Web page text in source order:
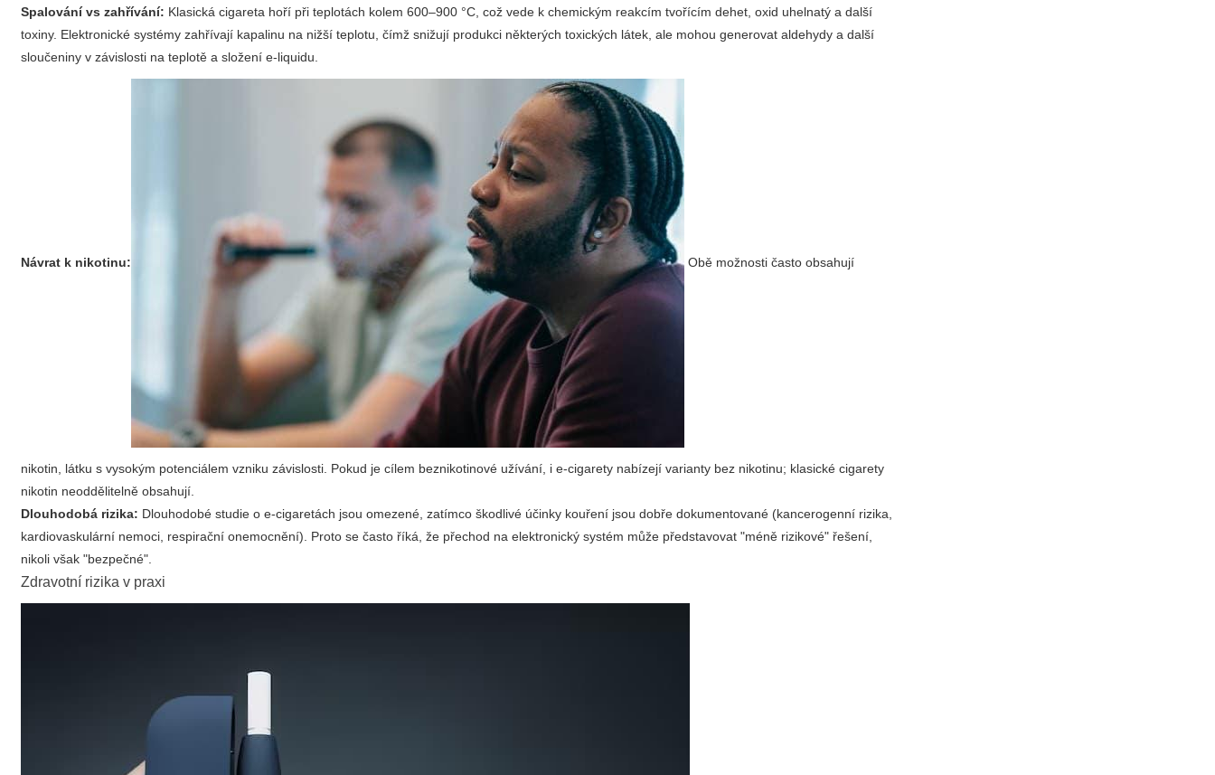
Spalování vs zahřívání: Klasická cigareta hoří při teplotách kolem 600–900 °C, což vede k chemickým reakcím tvořícím dehet, oxid uhelnatý a další
toxiny. Elektronické systémy zahřívají kapalinu na nižší teplotu, čímž snižují produkci některých toxických látek, ale mohou generovat aldehydy a další
sloučeniny v závislosti na teplotě a složení e-liquidu.
Návrat k nikotinu: Obě možnosti často obsahují
nikotin, látku s vysokým potenciálem vzniku závislosti. Pokud je cílem beznikotinové užívání, i e-cigarety nabízejí varianty bez nikotinu; klasické cigarety
nikotin neoddělitelně obsahují.
Dlouhodobá rizika: Dlouhodobé studie o e-cigaretách jsou omezené, zatímco škodlivé účinky kouření jsou dobře dokumentované (kancerogenní rizika,
kardiovaskulární nemoci, respirační onemocnění). Proto se často říká, že přechod na elektronický systém může představovat "méně rizikové" řešení,
nikoli však "bezpečné".
Zdravotní rizika v praxi